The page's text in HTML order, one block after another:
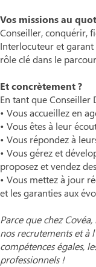
Vos missions au
Conseiller, conquérir,
Interlocuteur et garant
rôle clé dans le
Et concrètement ?
En tant que Conseiller
• Vous accueillez en
• Vous êtes à leur
• Vous répondez à
• Vous gérez et
proposez et vendez
• Vous mettez à jour
et les garanties aux
Parce que chez
nos recrutements et à
compétences égales,
professionnels !